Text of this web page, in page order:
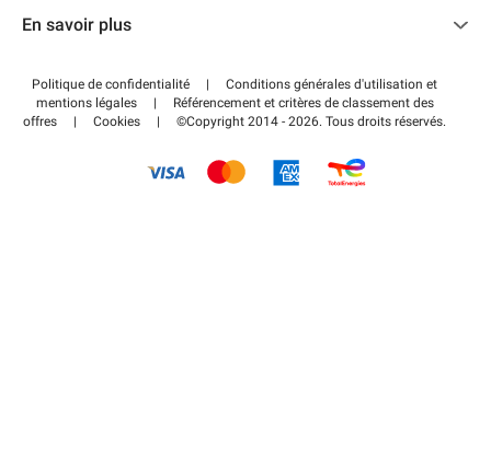
Accéder à mon espace partenaire
Centre d'aide
Régler votre stationnement FLOW
En savoir plus
Wiki
Guide du stationnement
Politique de confidentialité |
Conditions générales d'utilisation et
mentions légales
|
Référencement et critères de classement des
offres
| Cookies | ©Copyright 2014 - 2026. Tous droits réservés.